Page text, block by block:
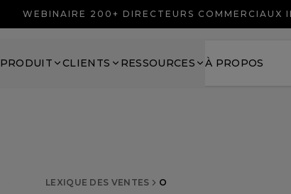
WEBINAIRE 200+ DIRECTEURS COMMERCIAUX
PRODUIT CLIENTS RESSOURCES À PROPOS
LEXIQUE DES VENTES O